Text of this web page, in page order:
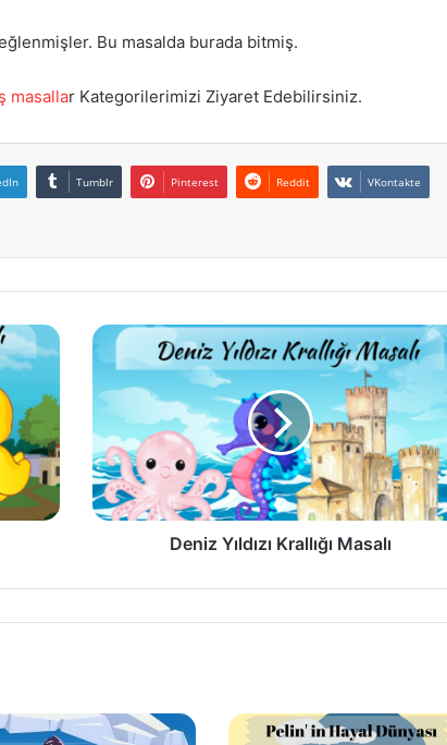
Bu masalda burada bitmiş.
masallar Kategorilerimizi Ziyaret Edebilirsiniz.
Tumblr Pinterest Reddit VKontakte
Deniz
Masalı
Deniz Yıldızı Krallığı Masalı